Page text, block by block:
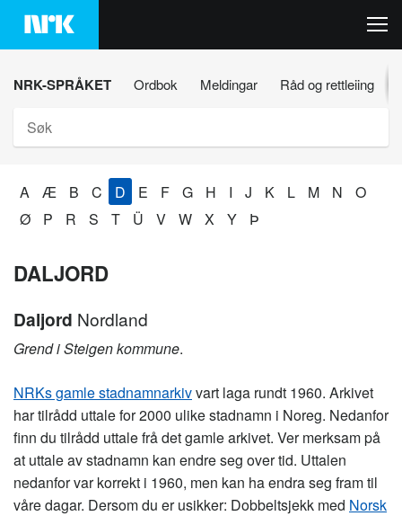
Hopp
innhaldet
NRK-SPRÅKET Ordbok Meldingar Råd og rettleiing
A Æ B C D E F G H I J K L M N
O
Ø
P R S T Ü V W X Y Þ
DALJORD
Daljord Nordland
Grend i Steigen kommune.
NRKs gamle stadnamnarkivvart laga rundt 1960. Arkivet
har tilrådd uttale for 2000 ulike stadnamn i Noreg. Nedanfor
finn du tilrådd uttale frå det gamle arkivet. Ver merksam på
at uttale av stadnamn kan endre seg over tid. Uttalen
nedanfor var korrekt i 1960, men kan ha endra seg fram til
våre dagar. Dersom du er usikker: Dobbeltsjekk med Norsk